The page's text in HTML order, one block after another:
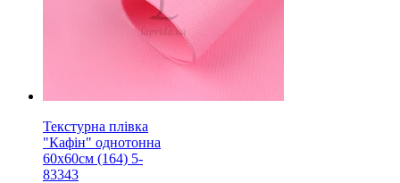
Текстурна плівка
"Кафін" однотонна
60х60см (164) 5-
83343